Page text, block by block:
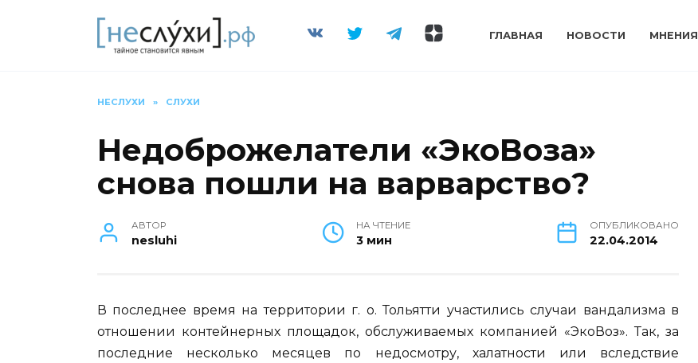
ГЛАВНАЯ НОВОСТИ МНЕНИЯ
НЕСЛУХИ » СЛУХИ
Недоброжелатели «ЭкоВоза»
снова пошли на варварство?
АВТОР
nesluhi
НА ЧТЕНИЕ
3 мин
ОПУБЛИКОВАНО
22.04.2014
В последнее время на территории г. о. Тольятти участились случаи вандализма в
отношении контейнерных площадок, обслуживаемых компанией «ЭкоВоз». Так, за
последние несколько месяцев по недосмотру, халатности или вследствие